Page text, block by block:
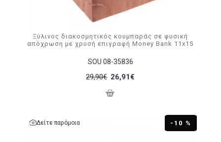
SOU 08-35836
Ξύλινος διακοσμητικός κουμπαράς σε φυσική
απόχρωση με χρυσή επιγραφή Money Bank 11x15
29,90€ 26,91€
-10 %
Δείτε παρόμοια